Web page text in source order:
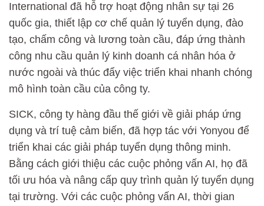
International đã hỗ trợ hoạt động nhân sự tại 26
quốc gia, thiết lập cơ chế quản lý tuyển dụng, đào
tạo, chấm công và lương toàn cầu, đáp ứng thành
công nhu cầu quản lý kinh doanh cá nhân hóa ở
nước ngoài và thúc đẩy việc triển khai nhanh chóng
mô hình toàn cầu của công ty.
SICK, công ty hàng đầu thế giới về giải pháp ứng
dụng và trí tuệ cảm biến, đã hợp tác với Yonyou để
triển khai các giải pháp tuyển dụng thông minh.
Bằng cách giới thiệu các cuộc phỏng vấn AI, họ đã
tối ưu hóa và nâng cấp quy trình quản lý tuyển dụng
tại trường. Với các cuộc phỏng vấn AI, thời gian